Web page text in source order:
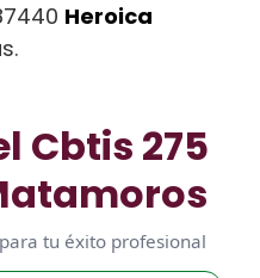
Heroica
Cbtis 275
tu éxito profesional